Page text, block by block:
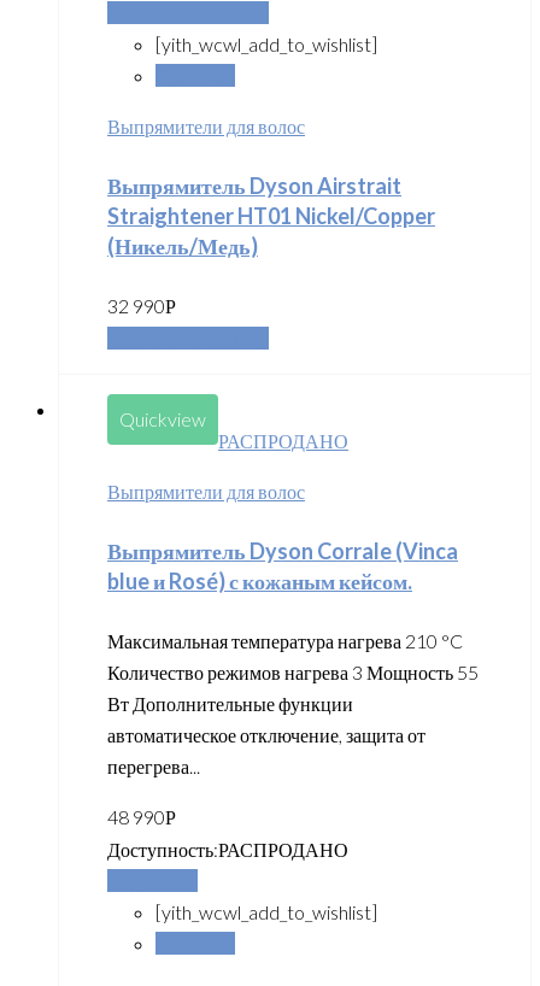
[yith_wcwl_add_to_wishlist]
Выпрямители для волос
Выпрямитель Dyson Airstrait
Straightener HT01 Nickel/Copper
(Никель/Медь)
32 990Р
Quickview
РАСПРОДАНО
Выпрямители для волос
Выпрямитель Dyson Corrale (Vinca
blue и Rosé) с кожаным кейсом.
Максимальная температура нагрева 210 °C
Количество режимов нагрева 3 Мощность 55
Вт Дополнительные функции
автоматическое отключение, защита от
перегрева...
48 990Р
Доступность:РАСПРОДАНО
[yith_wcwl_add_to_wishlist]